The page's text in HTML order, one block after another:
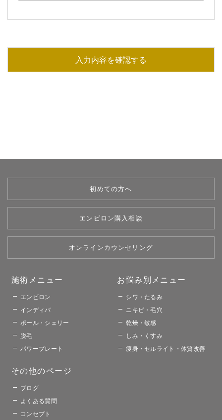
初めての方へ
エンビロン購入相談
オンラインカウンセリング
施術メニュー​
エンビロン
インディバ
ポール・シェリー
脱毛
パワープレート
お悩み別メニュー​​
シワ・たるみ
ニキビ・毛穴
乾燥・敏感
しみ・くすみ
痩身・セルライト・体質改善
その他のページ​
ブログ
よくある質問
コンセプト